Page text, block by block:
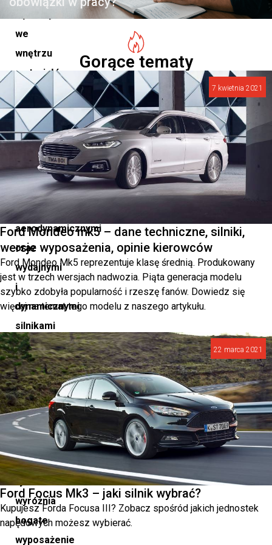
wykorzystaniem
we
wnętrzu
materiałów
recyklingu,
najnowszymi
systemami
bezpieczeństwa,
wysokimi
właściwościami
aerodynamicznymi
oraz
wydajnymi
i
dynamicznymi
silnikami
z
generacji
EVO.
Specyfikację
modelu
na
polski
rynek
wyróżnia
bogate
wyposażenie
Gorące tematy
7 kwietnia 2021
Ford Mondeo mk5 – dane techniczne, silniki,
wersje wyposażenia, opinie kierowców
Ford Mondeo Mk5 reprezentuje klasę średnią. Produkowany
jest w trzech wersjach nadwozia. Piąta generacja modelu
szybko zdobyła popularność i rzeszę fanów. Dowiedz się
więcej na temat tego modelu z naszego artykułu.
22 marca 2021
Ford Focus Mk3 – jaki silnik wybrać?
Kupujesz Forda Focusa III? Zobacz spośród jakich jednostek
napędowych możesz wybierać.